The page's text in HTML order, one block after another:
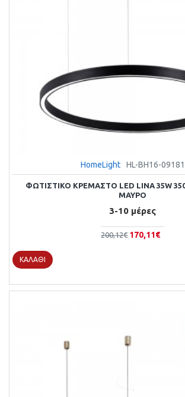
HomeLight HL-BH16-09181
ΦΩΤΙΣΤΙΚΌ ΚΡΕΜΑΣΤΌ LED LINA 35W
ΜΑΎΡΟ
3-10 μέρες
200,12€ 170,11€
ΚΑΛΆΘΙ